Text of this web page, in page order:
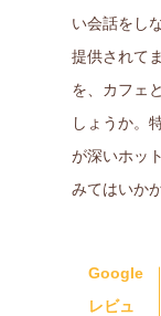
い会話をし
提供されて
を、カフェ
しょうか。
が深いホッ
みてはいか
Google
レビュ